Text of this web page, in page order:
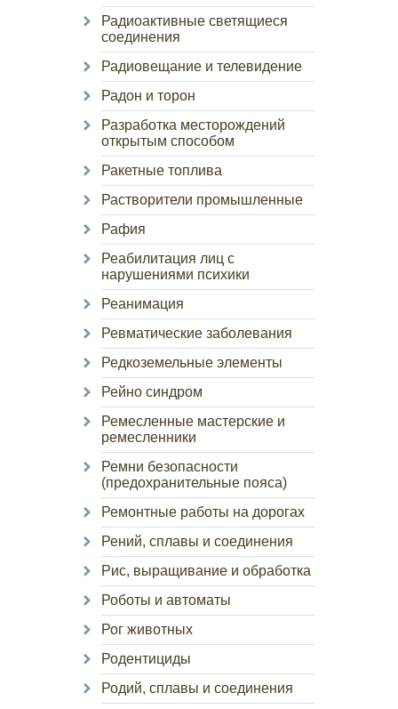
Радиоактивные светящиеся
соединения
Радиовещание и телевидение
Радон и торон
Разработка месторождений
открытым способом
Ракетные топлива
Растворители промышленные
Рафия
Реабилитация лиц с
нарушениями психики
Реанимация
Ревматические заболевания
Редкоземельные элементы
Рейно синдром
Ремесленные мастерские и
ремесленники
Ремни безопасности
(предохранительные пояса)
Ремонтные работы на дорогах
Рений, сплавы и соединения
Рис, выращивание и обработка
Роботы и автоматы
Рог животных
Родентициды
Родий, сплавы и соединения